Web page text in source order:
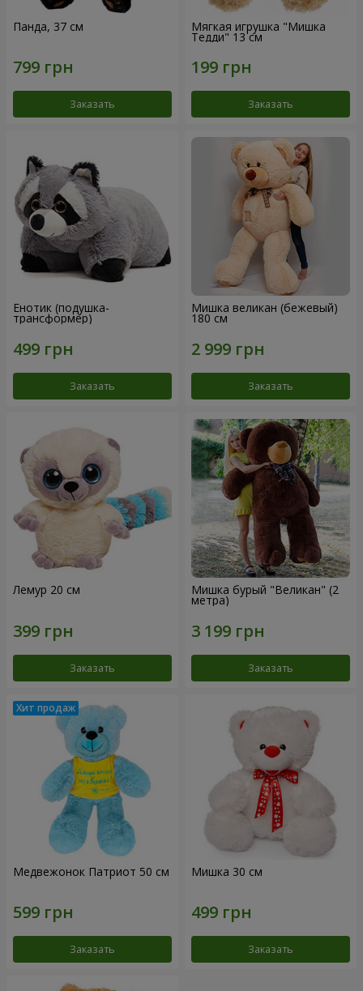
Панда, 37 см
Заказать
Мягкая игрушка "Мишка
Тедди" 13 см
Заказать
Енотик (подушка-
трансформер)
Заказать
Мишка великан (бежевый)
180 см
Заказать
Лемур 20 см
Заказать
Мишка бурый "Великан" (2
метра)
Заказать
Медвежонок Патриот 50 см
Заказать
Мишка 30 см
Заказать